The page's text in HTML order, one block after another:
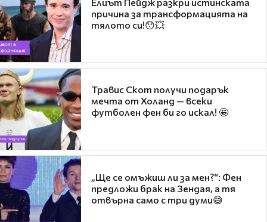
причина за трансформацията на
тялото си!😯💥
Травис Скот получи подарък
мечта от Холанд — всеки
футболен фен би го искал! 🤩
„Ще се омъжиш ли за мен?“: Фен
предложи брак на Зендая, а тя
отвърна само с три думи😅